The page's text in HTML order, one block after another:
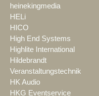
heinekingmedia
HELi
HICO
High End Systems
Highlite International
Hildebrandt
Veranstaltungstechnik
HK Audio
HKG Eventservice